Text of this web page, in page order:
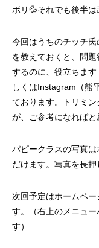
ボリ💦それでも後半は
今回はうちのチッチ
を教えておくと、問
するのに、役立ちま
しくはInstagram（熊
ております。トリミ
が、ご参考になればと
パピークラスの写真
だけます。写真を長押
次回予定はホームペ
す。（右上のメニュ
す）